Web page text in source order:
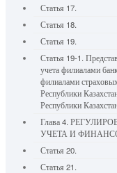
Статья 17.
Статья 18.
Статья 19.
Статья 19-1.
учета филиалами
филиалами
Республики
Республики
Глава 4.
УЧЕТА И
Статья 20.
Статья 21.